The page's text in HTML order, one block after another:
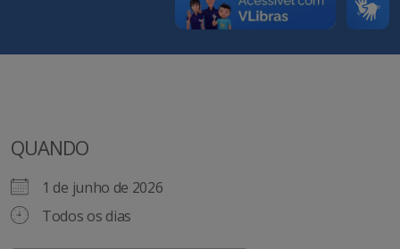
QUANDO
1 de junho de 2026
Todos os dias